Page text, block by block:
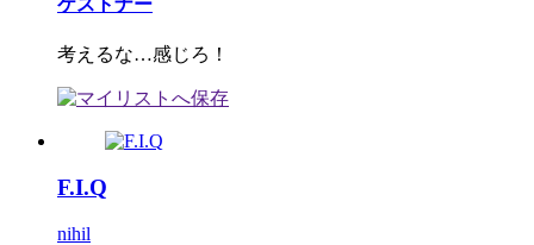
ケストナー
考えるな…感じろ！
F.I.Q
nihil